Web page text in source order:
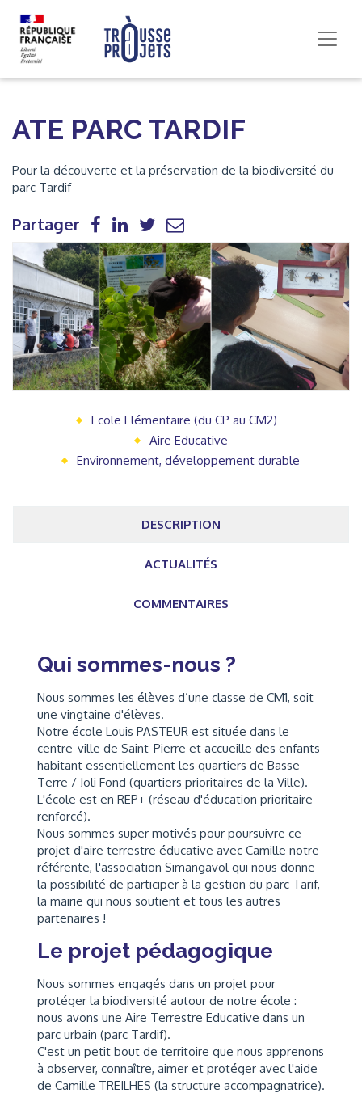
ATE PARC TARDIF
Pour la découverte et la préservation de la biodiversité du
parc Tardif
Partager
Ecole Elémentaire (du CP au CM2)
Aire Educative
Environnement, développement durable
DESCRIPTION
ACTUALITÉS
COMMENTAIRES
Qui sommes-nous ?
Nous sommes les élèves d’une classe de CM1, soit
une vingtaine d'élèves.
Notre école Louis PASTEUR est située dans le
centre-ville de Saint-Pierre et accueille des enfants
habitant essentiellement les quartiers de Basse-
Terre / Joli Fond (quartiers prioritaires de la Ville).
L'école est en REP+ (réseau d'éducation prioritaire
renforcé).
Nous sommes super motivés pour poursuivre ce
projet d'aire terrestre éducative avec Camille notre
référente, l'association Simangavol qui nous donne
la possibilité de participer à la gestion du parc Tarif,
la mairie qui nous soutient et tous les autres
partenaires !
Le projet pédagogique
Nous sommes engagés dans un projet pour
protéger la biodiversité autour de notre école :
nous avons une Aire Terrestre Educative dans un
parc urbain (parc Tardif).
C'est un petit bout de territoire que nous apprenons
à observer, connaître, aimer et protéger avec l'aide
de Camille TREILHES (la structure accompagnatrice).